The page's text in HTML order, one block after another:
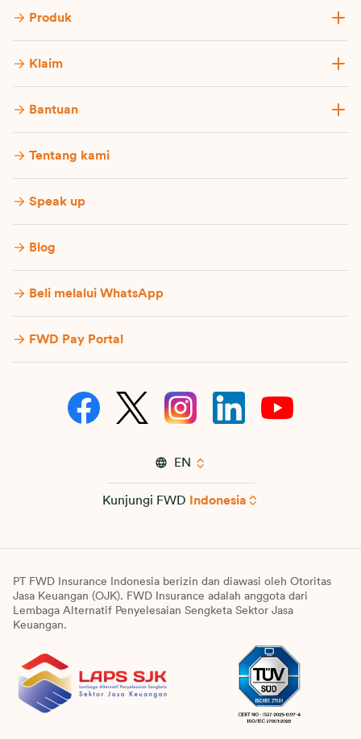
Produk
Klaim
Bantuan
Tentang kami
Speak up
Blog
Beli melalui WhatsApp
FWD Pay Portal
EN
Kunjungi FWD Indonesia
PT FWD Insurance Indonesia berizin dan diawasi oleh Otoritas
Jasa Keuangan (OJK). FWD Insurance adalah anggota dari
Lembaga Alternatif Penyelesaian Sengketa Sektor Jasa
Keuangan.